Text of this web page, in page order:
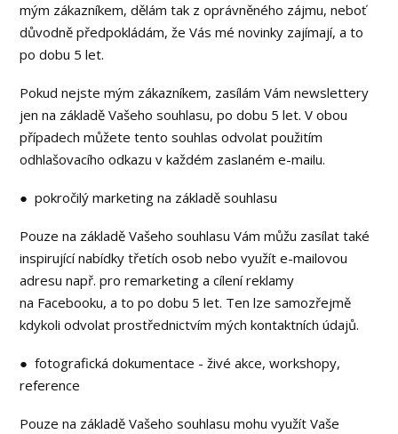
mým zákazníkem, dělám tak z oprávněného zájmu, neboť
důvodně předpokládám, že Vás mé novinky zajímají, a to
po dobu 5 let.
Pokud nejste mým zákazníkem, zasílám Vám newslettery
jen na základě Vašeho souhlasu, po dobu 5 let. V obou
případech můžete tento souhlas odvolat použitím
odhlašovacího odkazu v každém zaslaném e-mailu.
● pokročilý marketing na základě souhlasu
Pouze na základě Vašeho souhlasu Vám můžu zasílat také
inspirující nabídky třetích osob nebo využít e-mailovou
adresu např. pro remarketing a cílení reklamy
na Facebooku, a to po dobu 5 let. Ten lze samozřejmě
kdykoli odvolat prostřednictvím mých kontaktních údajů.
● fotografická dokumentace - živé akce, workshopy,
reference
Pouze na základě Vašeho souhlasu mohu využít Vaše